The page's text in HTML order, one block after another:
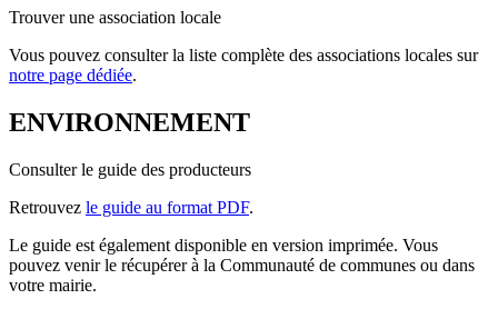
Trouver une association locale
Vous pouvez consulter la liste complète des associations locales sur
notre page dédiée.
ENVIRONNEMENT
Consulter le guide des producteurs
Retrouvez le guide au format PDF.
Le guide est également disponible en version imprimée. Vous
pouvez venir le récupérer à la Communauté de communes ou dans
votre mairie.